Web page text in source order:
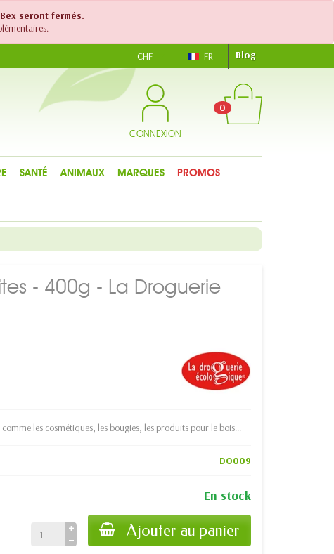
seront fermés.
CHF FR Blog
CONNEXION
0
SANTÉ ANIMAUX MARQUES PROMOS
- 400g - La Droguerie
les cosmétiques, les bougies, les produits pour le bois...
DO009
En stock
Ajouter au panier